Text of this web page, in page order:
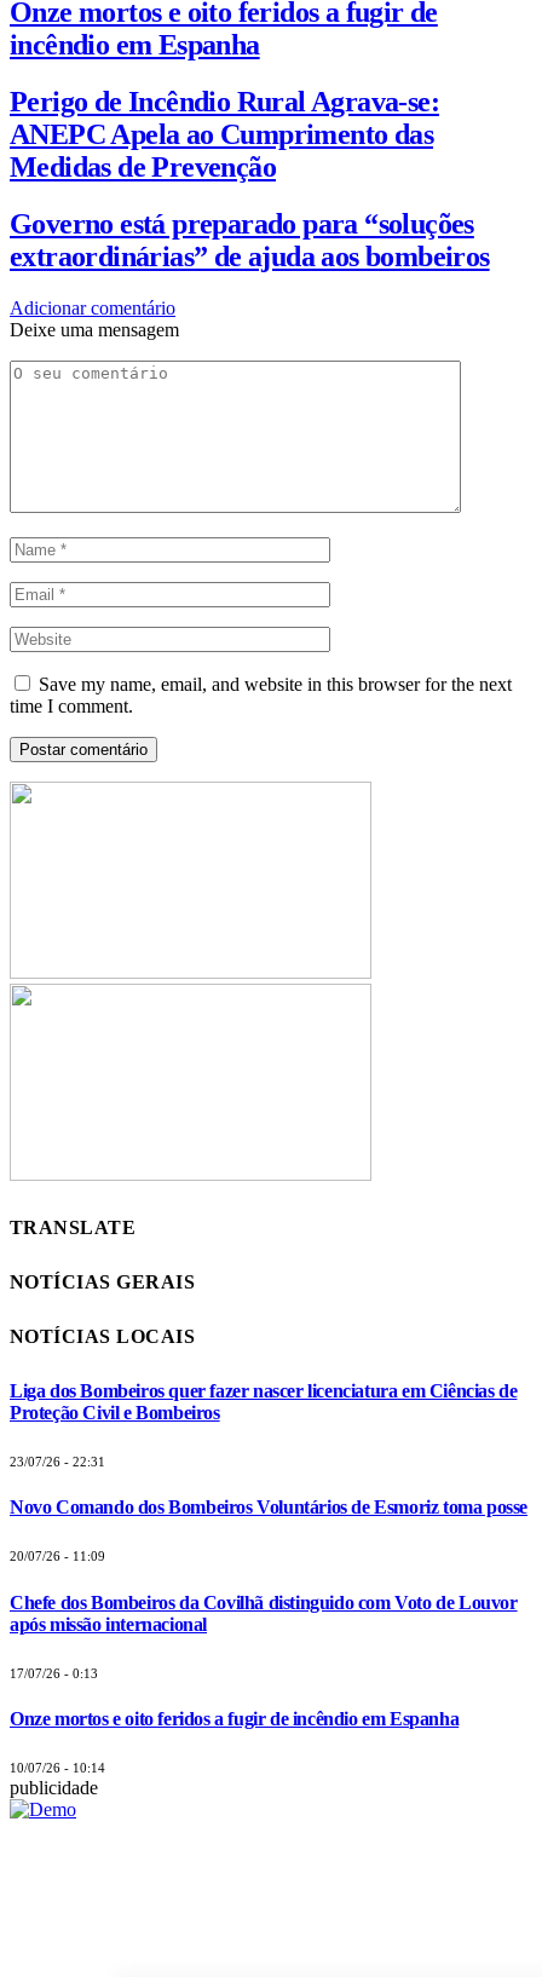
Onze mortos e oito feridos a fugir de
incêndio em Espanha
Perigo de Incêndio Rural Agrava-se:
ANEPC Apela ao Cumprimento das
Medidas de Prevenção
Governo está preparado para “soluções
extraordinárias” de ajuda aos bombeiros
Adicionar comentário
Deixe uma mensagem
Save my name, email, and website in this browser for the next
time I comment.
TRANSLATE
NOTÍCIAS GERAIS
NOTÍCIAS LOCAIS
Liga dos Bombeiros quer fazer nascer licenciatura em Ciências de
Proteção Civil e Bombeiros
23/07/26 - 22:31
Novo Comando dos Bombeiros Voluntários de Esmoriz toma posse
20/07/26 - 11:09
Chefe dos Bombeiros da Covilhã distinguido com Voto de Louvor
após missão internacional
17/07/26 - 0:13
Onze mortos e oito feridos a fugir de incêndio em Espanha
10/07/26 - 10:14
publicidade